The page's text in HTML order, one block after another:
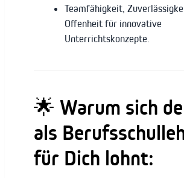
Teamfähigkeit,
Offenheit für innovative
Unterrichtskonzepte.
🌟 Warum sich
als
für Dich lohnt: